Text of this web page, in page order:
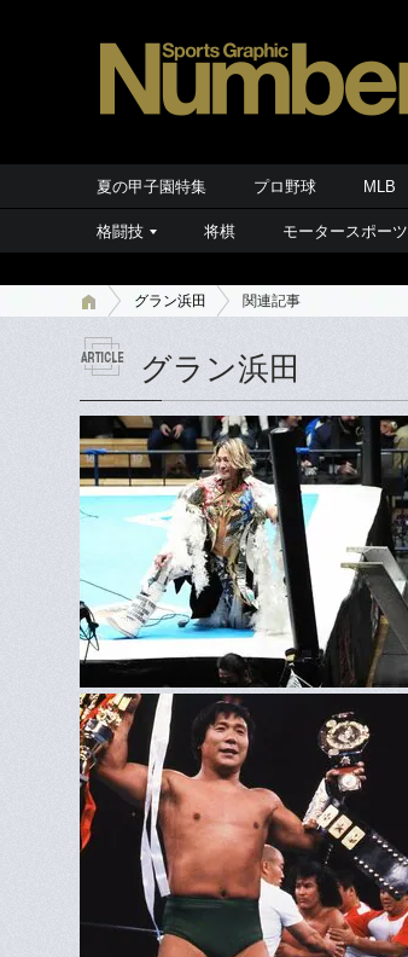
夏の甲子園特集 プロ野球 MLB
格闘技 将棋 モータースポーツ
グラン浜田 関連記事
グラン浜田